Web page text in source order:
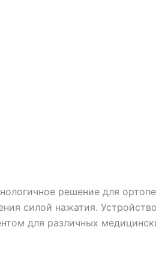
решение для
силой нажатия.
для различных